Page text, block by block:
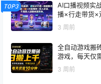
TOP3
AI口播视频实
播×行走带货×
3 周前
全自动游戏搬
游戏，每天仅
3 周前